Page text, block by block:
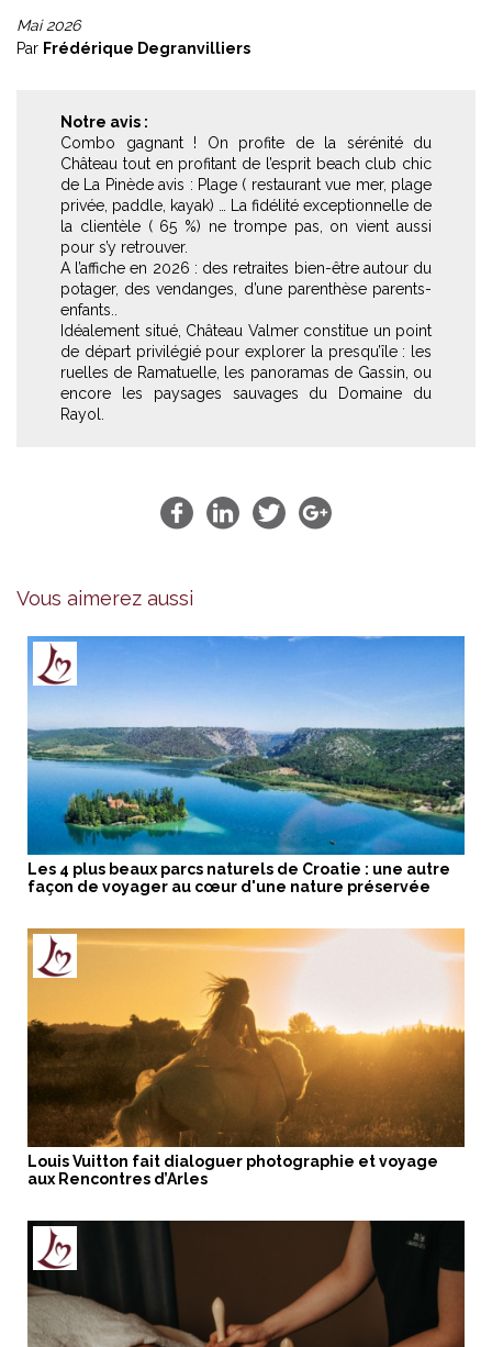
Mai 2026
Par Frédérique Degranvilliers
Notre avis :
Combo gagnant ! On profite de la sérénité du
Château tout en profitant de l’esprit beach club chic
de La Pinède avis : Plage ( restaurant vue mer, plage
privée, paddle, kayak) … La fidélité exceptionnelle de
la clientèle ( 65 %) ne trompe pas, on vient aussi
pour s’y retrouver.
A l’affiche en 2026 : des retraites bien-être autour du
potager, des vendanges, d’une parenthèse parents-
enfants..
Idéalement situé, Château Valmer constitue un point
de départ privilégié pour explorer la presqu’île : les
ruelles de Ramatuelle, les panoramas de Gassin, ou
encore les paysages sauvages du Domaine du
Rayol.
Vous aimerez aussi
Les 4 plus beaux parcs naturels de Croatie : une autre
façon de voyager au cœur d'une nature préservée
Louis Vuitton fait dialoguer photographie et voyage
aux Rencontres d’Arles